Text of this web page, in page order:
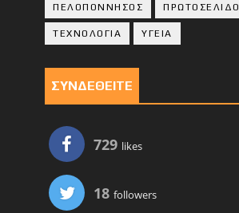
ΠΕΛΟΠΟΝΝΗΣΟΣ ΠΡΩΤΟΣΕΛΙΔΟ
ΤΕΧΝΟΛΟΓΙΑ ΥΓΕΙΑ
ΣΥΝΔΕΘΕΙΤΕ
729 likes
18 followers